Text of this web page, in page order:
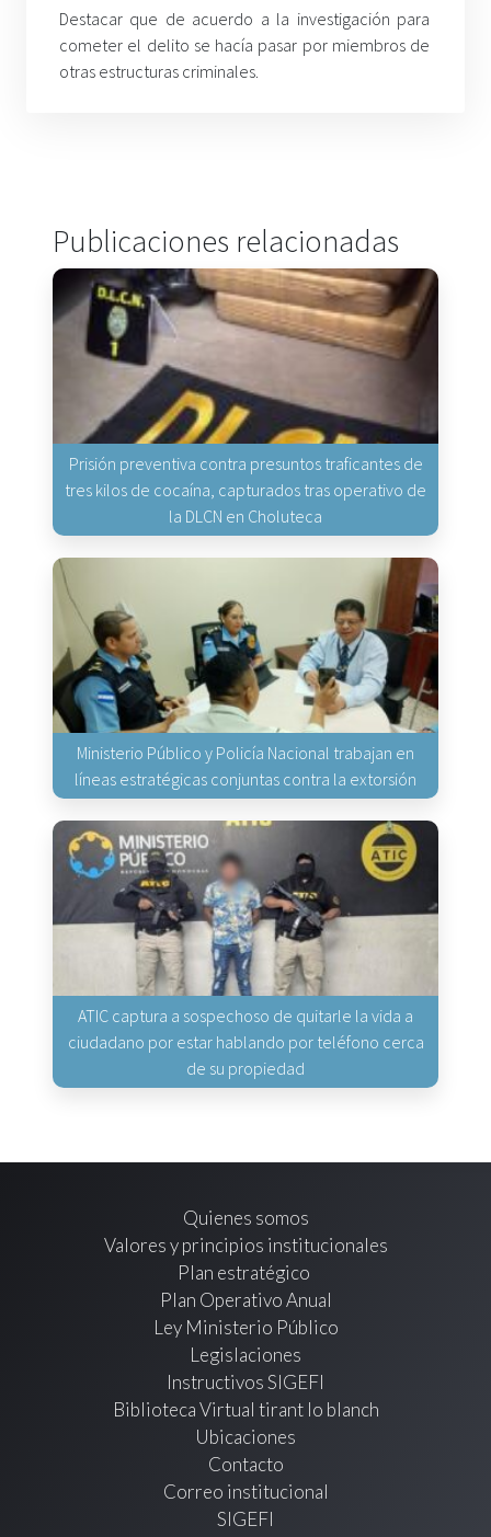
Destacar que de acuerdo a la investigación para
cometer el delito se hacía pasar por miembros de
otras estructuras criminales.
Publicaciones relacionadas
Prisión preventiva contra presuntos traficantes de
tres kilos de cocaína, capturados tras operativo de
la DLCN en Choluteca
Ministerio Público y Policía Nacional trabajan en
líneas estratégicas conjuntas contra la extorsión
ATIC captura a sospechoso de quitarle la vida a
ciudadano por estar hablando por teléfono cerca
de su propiedad
Quienes somos
Valores y principios institucionales
Plan estratégico
Plan Operativo Anual
Ley Ministerio Público
Legislaciones
Instructivos SIGEFI
Biblioteca Virtual tirant lo blanch
Ubicaciones
Contacto
Correo institucional
SIGEFI